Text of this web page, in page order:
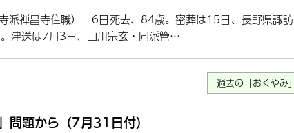
派禅昌寺住職） 6日死去、84歳。密葬は15日、長野県諏訪
津送は7月3日、山川宗玄・同派管…
過去の「おくやみ」
問題から（7月31日付）